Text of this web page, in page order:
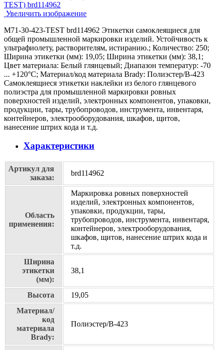
Увеличить изображение
M71-30-423-TEST brd114962 Этикетки самоклеящиеся для
общей промышленной маркировки изделий. Устойчивость к
ультрафиолету, растворителям, истиранию.; Количество: 250;
Ширина этикетки (мм): 19,05; Ширина этикетки (мм): 38,1;
Цвет материала: Белый глянцевый; Диапазон температур: -70
... +120°С; Материал/код материала Brady: Полиэстер/В-423
Самоклеящиеся этикетки наклейки из белого глянцевого
полиэстра для промышленной маркировки ровных
поверхностей изделий, электронных компонентов, упаковки,
продукции, тары, трубопроводов, инструмента, инвентаря,
контейнеров, электрооборудования, шкафов, щитов,
нанесение штрих кода и т.д.
Характеристики
Артикул для
заказа:
brd114962
Область
применения:
Маркировка ровных поверхностей
изделий, электронных компонентов,
упаковки, продукции, тары,
трубопроводов, инструмента, инвентаря,
контейнеров, электрооборудования,
шкафов, щитов, нанесение штрих кода и
т.д.
Ширина
этикетки
(мм):
38,1
Высота
19,05
Материал/
код
материала
Brady:
Полиэстер/В-423